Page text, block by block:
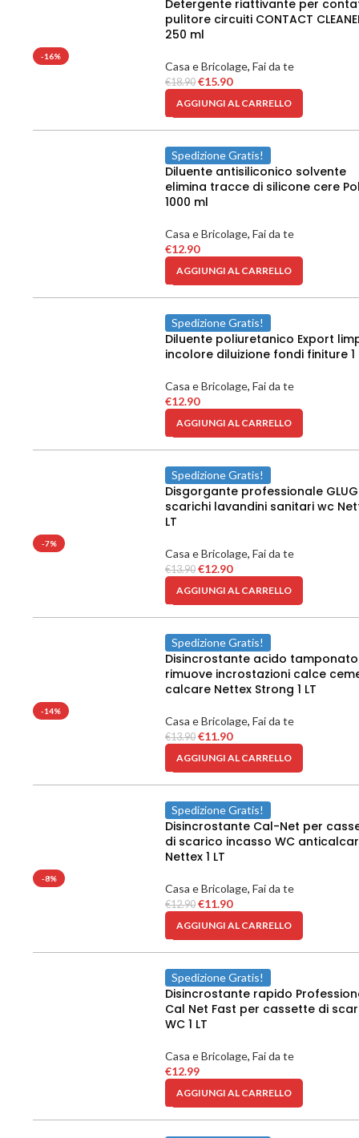
-16%
Detergente riattivante per
pulitore circuiti CONTACT
250 ml
Casa e Bricolage, Fai da te
€18.90 €15.90
AGGIUNGI AL CARRELLO
Spedizione Gratis!
Diluente antisiliconico solvente
elimina tracce di silicone cere
1000 ml
Casa e Bricolage, Fai da te
€12.90
AGGIUNGI AL CARRELLO
Spedizione Gratis!
Diluente poliuretanico Export
incolore diluizione fondi finiture 1
Casa e Bricolage, Fai da te
€12.90
AGGIUNGI AL CARRELLO
-7%
Spedizione Gratis!
Disgorgante professionale
scarichi lavandini sanitari wc
LT
Casa e Bricolage, Fai da te
€13.90 €12.90
AGGIUNGI AL CARRELLO
-14%
Spedizione Gratis!
Disincrostante acido tamponato
rimuove incrostazioni calce
calcare Nettex Strong 1 LT
Casa e Bricolage, Fai da te
€13.90 €11.90
AGGIUNGI AL CARRELLO
-8%
Spedizione Gratis!
Disincrostante Cal-Net per
di scarico incasso WC
Nettex 1 LT
Casa e Bricolage, Fai da te
€12.90 €11.90
AGGIUNGI AL CARRELLO
Spedizione Gratis!
Disincrostante rapido
Cal Net Fast per cassette di
WC 1 LT
Casa e Bricolage, Fai da te
€12.99
AGGIUNGI AL CARRELLO